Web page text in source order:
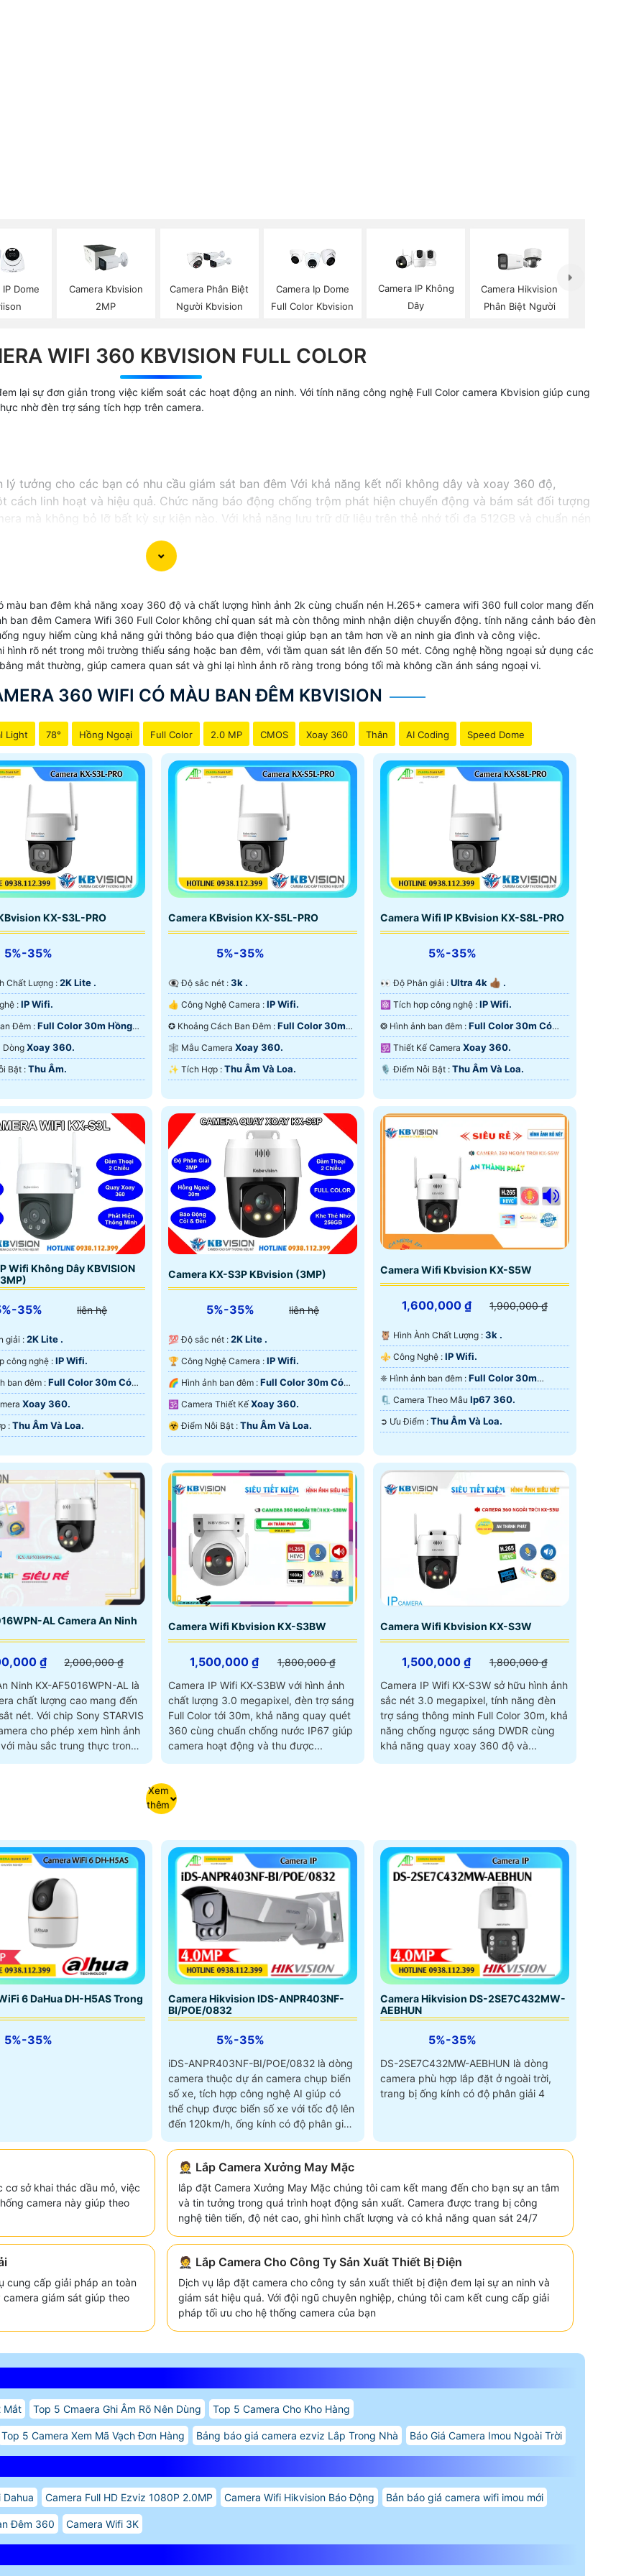
Dome
Camera Kbvision
2MP
Camera Phân Biệt
Người Kbvision
Camera Ip Dome
Full Color Kbvision
Camera IP Không
Dây
Camera Hikvision
Phân Biệt Người
WIFI 360 KBVISION FULL COLOR
lại sự đơn giản trong việc kiểm soát các hoạt động an ninh. Với tính năng công nghệ Full Color camera Kbvision giúp cung
nhờ đèn trợ sáng tích hợp trên camera.
lý tưởng cho các bạn có nhu cầu giám sát ban đêm Với khả năng kết nối không dây và xoay 360 độ,
cách linh hoạt và hiệu quả. Chức năng báo động chống trộm phát hiện chuyển động và bám sát đối tượng
mà không bỏ lỡ bất kỳ sự kiện nào. Với khả năng lưu trữ dữ liệu trên thẻ nhớ tối đa 512GB và chuẩn nén
lượng lưu trữ mà vẫn Hoàn toàn tin cậy chất lượng hình ảnh sắc nét.
Color KBvision sẽ là trợ thủ đắc lực trong việc bảo vệ ngôi nhà, văn phòng hoặc cửa hàng của bạn.
màu ban đêm khả năng xoay 360 độ và chất lượng hình ảnh 2k cùng chuẩn nén H.265+ camera wifi 360 full color mang đến
ban đêm Camera Wifi 360 Full Color không chỉ quan sát mà còn thông minh nhận diện chuyển động. tính năng cảnh báo đèn
nguy hiểm cùng khả năng gửi thông báo qua điện thoại giúp bạn an tâm hơn về an ninh gia đình và công việc.
rõ nét trong môi trường thiếu sáng hoặc ban đêm, với tầm quan sát lên đến 50 mét. Công nghệ hồng ngoại sử dụng các
mắt thường, giúp camera quan sát và ghi lại hình ảnh rõ ràng trong bóng tối mà không cần ánh sáng ngoại vi.
360 WIFI CÓ MÀU BAN ĐÊM KBVISION
Light 78° Hồng Ngoại Full Color 2.0 MP CMOS Xoay 360 Thân AI Coding Speed Dome
KX-S3L-PRO
5%-35%
Chất Lượng : 2K Lite .
⚒ Công Nghệ : IP Wifi.
🌔 Video Ban Đêm : Full Color 30m Hồng
DòngXoay 360.
️💫 Điểm Nỗi Bật : Thu Âm.
Camera KBvision KX-S5L-PRO
5%-35%
👁️‍🗨 Độ sắc nét : 3k .
👍 Công Nghệ Camera : IP Wifi.
✪ Khoảng Cách Ban Đêm : Full Color 30m
Có Màu Ban Ðêm.
🕸️ Mẫu Camera Xoay 360.
️✨ Tích Hợp : Thu Âm Và Loa.
Camera Wifi IP KBvision KX-S8L-PRO
5%-35%
️👀 Độ Phân giải : Ultra 4k 👍🏾 .
⚛️ Tích hợp công nghệ : IP Wifi.
❂ Hình ảnh ban đêm : Full Color 30m Có
Màu Ban Ðêm.
🕉️ Thiết Kế Camera Xoay 360.
️🎙 Điểm Nỗi Bật : Thu Âm Và Loa.
Wifi Không Dây KBVISION
35% liên hệ
giải :2K Lite .
🤖️ Tích hợp công nghệ : IP Wifi.
🌚 Hình ảnh ban đêm : Full Color 30m Có
Xoay 360.
️💎 Tích Hợp : Thu Âm Và Loa.
Camera KX-S3P KBvision (3MP)
5%-35% liên hệ
💯 Độ sắc nét : 2K Lite .
🏆 Công Nghệ Camera : IP Wifi.
🌈 Hình ảnh ban đêm : Full Color 30m Có
Màu Ban Ðêm.
🕉️ Camera Thiết Kế Xoay 360.
️☣️ Điểm Nỗi Bật : Thu Âm Và Loa.
Camera Wifi Kbvision KX-S5W
1,600,000 ₫ 1,900,000 ₫
🦉 Hình Ành Chất Lượng : 3k .
⚜️ Công Nghệ : IP Wifi.
❈ Hình ảnh ban đêm : Full Color 30m
ONVIF.
🗜️ Camera Theo Mẫu Ip67 360.
️➲ Ưu Điểm : Thu Âm Và Loa.
AL Camera An Ninh
₫
2,000,000 ₫
Ninh KX-AF5016WPN-AL là
chất lượng cao mang đến
Sony STARVIS
cho phép xem hình ảnh
màu sắc trung thực trong
Camera Wifi Kbvision KX-S3BW
1,500,000 ₫
1,800,000 ₫
Camera IP Wifi KX-S3BW với hình ảnh
chất lượng 3.0 megapixel, đèn trợ sáng
Full Color tới 30m, khả năng quay quét
360 cùng chuẩn chống nước IP67 giúp
camera hoạt động và thu được...
Camera Wifi Kbvision KX-S3W
1,500,000 ₫
1,800,000 ₫
Camera IP Wifi KX-S3W sở hữu hình ảnh
sắc nét 3.0 megapixel, tính năng đèn
trợ sáng thông minh Full Color 30m, khả
năng chống ngược sáng DWDR cùng
khả năng quay xoay 360 độ và...
Xem
thêm
6 DaHua DH-H5AS Trong
5%-35%
Camera Hikvision IDS-ANPR403NF-
BI/POE/0832
5%-35%
iDS-ANPR403NF-BI/POE/0832 là dòng
camera thuộc dự án camera chụp biển
số xe, tích hợp công nghệ AI giúp có
thể chụp được biển số xe với tốc độ lên
đến 120km/h, ống kính có độ phân giải
Camera Hikvision DS-2SE7C432MW-
AEBHUN
5%-35%
DS-2SE7C432MW-AEBHUN là dòng
camera phù hợp lắp đặt ở ngoài trời,
trang bị ống kính có độ phân giải 4
cơ sở khai thác dầu mỏ, việc
camera này giúp theo
🤵 Lắp Camera Xưởng May Mặc
lắp đặt Camera Xưởng May Mặc chúng tôi cam kết mang đến cho bạn sự an tâm
và tin tưởng trong quá trình hoạt động sản xuất. Camera được trang bị công
nghệ tiên tiến, độ nét cao, ghi hình chất lượng và có khả năng quan sát 24/7
cung cấp giải pháp an toàn
giám sát giúp theo
🤵 Lắp Camera Cho Công Ty Sản Xuất Thiết Bị Điện
Dịch vụ lắp đặt camera cho công ty sản xuất thiết bị điện đem lại sự an ninh và
giám sát hiệu quả. Với đội ngũ chuyên nghiệp, chúng tôi cam kết cung cấp giải
pháp tối ưu cho hệ thống camera của bạn
Mắt Top 5 Cmaera Ghi Âm Rõ Nên Dùng Top 5 Camera Cho Kho Hàng
Top 5 Camera Xem Mã Vạch Đơn Hàng Bảng báo giá camera ezviz Lắp Trong Nhà Báo Giá Camera Imou Ngoài Trời
Dahua Camera Full HD Ezviz 1080P 2.0MP Camera Wifi Hikvision Báo Động Bản báo giá camera wifi imou mới
Đêm 360 Camera Wifi 3K